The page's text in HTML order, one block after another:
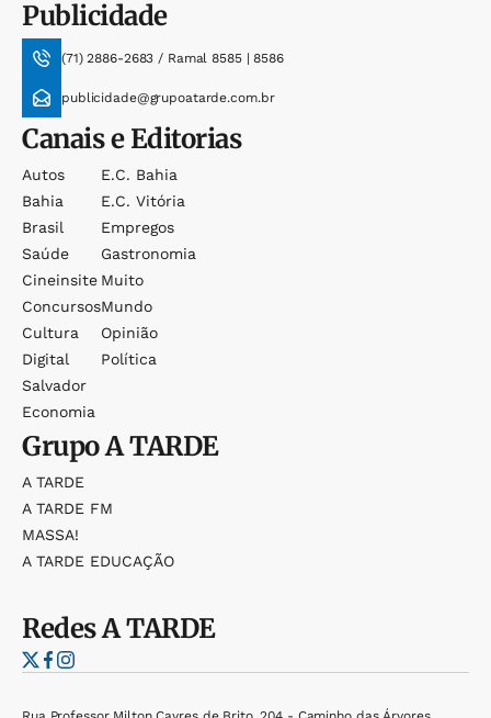
Publicidade
(71) 2886-2683 / Ramal 8585 | 8586
publicidade@grupoatarde.com.br
Canais e Editorias
Autos
Bahia
Brasil
Saúde
Cineinsite
Concursos
Cultura
Digital
Salvador
Economia
E.c. Bahia
E.c. Vitória
Empregos
Gastronomia
Muito
Mundo
Opinião
Política
GrupoA TARDE
A TARDE
A TARDE FM
MASSA!
A TARDE EDUCAÇÃO
RedesA TARDE